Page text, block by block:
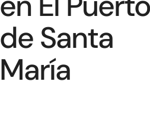
de Santa
María